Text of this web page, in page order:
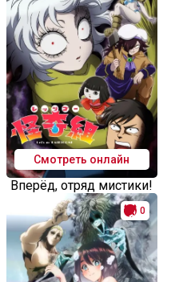
Смотреть онлайн
Вперёд, отряд мистики!
0